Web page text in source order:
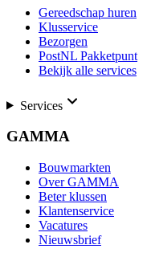
Gereedschap huren
Klusservice
Bezorgen
PostNL Pakketpunt
Bekijk alle services
Services
GAMMA
Bouwmarkten
Over GAMMA
Beter klussen
Klantenservice
Vacatures
Nieuwsbrief